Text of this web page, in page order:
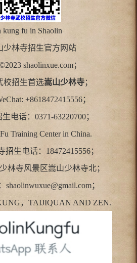
kung fu in Shaolin
少林寺招生官方网站
shaolinxue.com；
校招生首选嵩山少林寺；
+8618472415556；
电话：0371-63220700；
Training Center in China.
生电话：18472415556；
林寺风景区嵩山少林寺北；
shaolinwuxue@gmail.com；
，TAIJIQUAN AND ZEN.